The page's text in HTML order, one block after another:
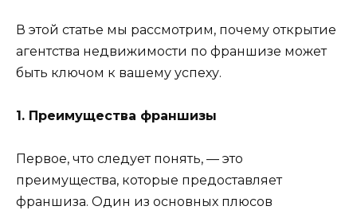
В этой статье мы рассмотрим, почему открытие
агентства недвижимости по франшизе может
быть ключом к вашему успеху.
1. Преимущества франшизы
Первое, что следует понять, — это
преимущества, которые предоставляет
франшиза. Один из основных плюсов